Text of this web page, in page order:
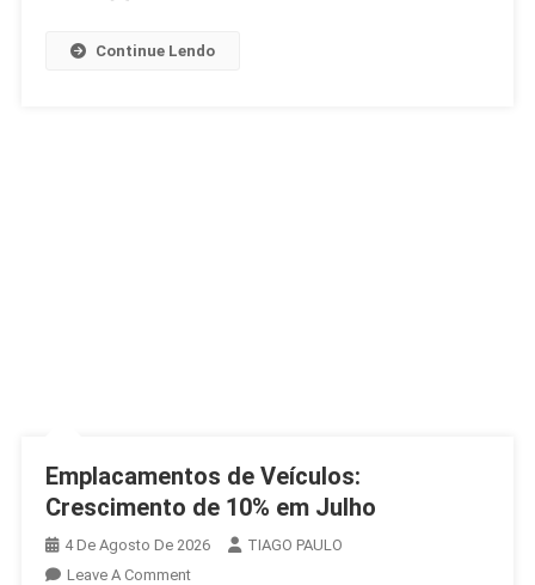
Continue Lendo
Emplacamentos de Veículos:
Crescimento de 10% em Julho
4 De Agosto De 2026
TIAGO PAULO
Leave A CommentOn